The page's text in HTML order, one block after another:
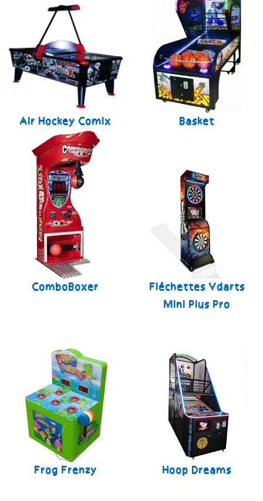
Air Hockey Comix Basket
ComboBoxer
Fléchettes Vdarts
Mini Plus Pro
Frog Frenzy Hoop Dreams